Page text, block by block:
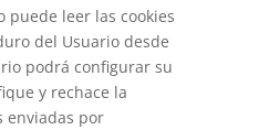
puede leer las cookies
del Usuario desde
podrá configurar su
y rechace la
enviadas por